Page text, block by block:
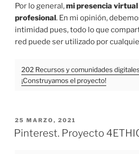
Por lo general,mi presencia virtual
profesional . En mi opinión,
intimidad pues, todo lo que
red puede ser utilizado por
202 Recursos y comunidades
¡Construyamos el proyecto!
PUBLICADO
EL
25 MARZO, 2021
Pinterest. Proyecto